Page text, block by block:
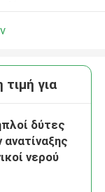
για
δύτες
νερού